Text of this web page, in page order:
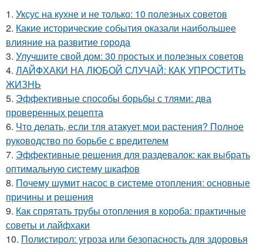
1. Уксус на кухне и не только: 10 полезных советов
2. Какие исторические события оказали наибольшее
влияние на развитие города
3. Улучшите свой дом: 30 простых и полезных советов
4. ЛАЙФХАКИ НА ЛЮБОЙ СЛУЧАЙ: КАК УПРОСТИТЬ
ЖИЗНЬ
5. Эффективные способы борьбы с тлями: два
проверенных рецепта
6. Что делать, если тля атакует мои растения? Полное
руководство по борьбе с вредителем
7. Эффективные решения для раздевалок: как выбрать
оптимальную систему шкафов
8. Почему шумит насос в системе отопления: основные
причины и решения
9. Как спрятать трубы отопления в короба: практичные
советы и лайфхаки
10. Полистирол: угроза или безопасность для здоровья